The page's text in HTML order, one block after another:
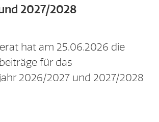
2027/2028
hat am 25.06.2026 die
für das
2026/2027 und 2027/2028